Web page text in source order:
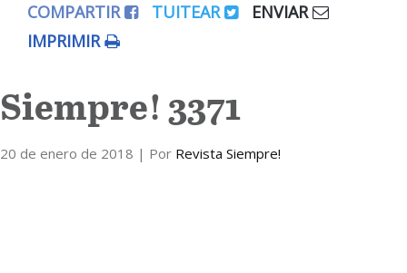
Editorial
Colaboradores
Internacional
COMPARTIR TUITEAR
ENVIAR
IMPRIMIR
Siempre! 3371
20 de enero de 2018 | Por Revista Siempre!